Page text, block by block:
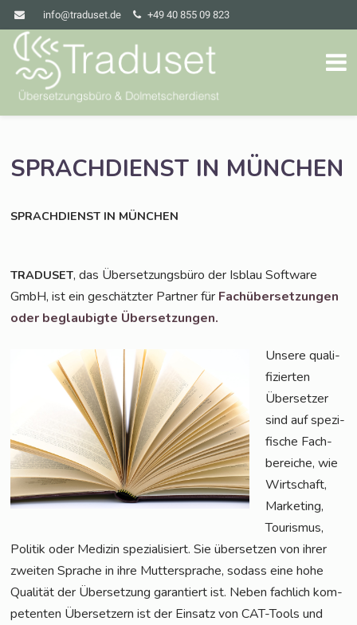
info@traduset.de +49 40 855 09 823
SPRACHDIENST IN MÜNCHEN
SPRACHDIENST IN MÜNCHEN
TRADUSET, das Über­set­zungs­bü­ro der Isblau Soft­ware
GmbH, ist ein geschätz­ter Part­ner für Fach­über­set­zun­gen
oder beglau­big­te Übersetzungen.
Unse­re qua­li­
fi­zier­ten
Über­set­zer
sind auf spe­zi­
fi­sche Fach­
be­rei­che, wie
Wirt­schaft,
Mar­ke­ting,
Tou­ris­mus,
Poli­tik oder Medi­zin spe­zia­li­siert. Sie über­set­zen von ihrer
zwei­ten Spra­che in ihre Mut­ter­spra­che, sodass eine hohe
Qua­li­tät der Über­set­zung garan­tiert ist. Neben fach­lich kom­
pe­ten­ten Über­set­zern ist der Ein­satz von CAT-Tools und